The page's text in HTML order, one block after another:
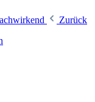
Zurück